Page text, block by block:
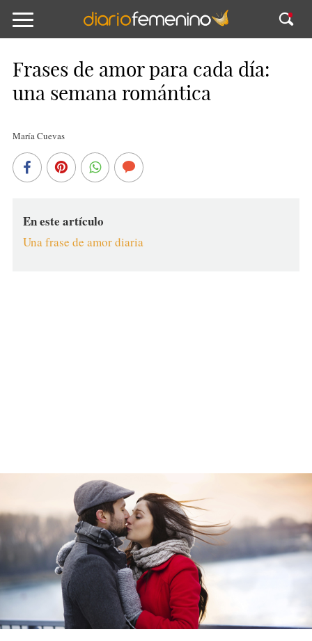
Frases de amor para cada día:
una semana romántica
María Cuevas
En este artículo
Una frase de amor diaria